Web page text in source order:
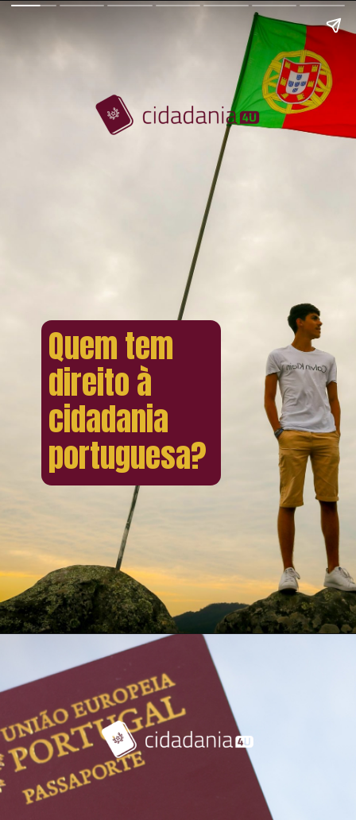
Quem tem
direito à
cidadania
portuguesa?